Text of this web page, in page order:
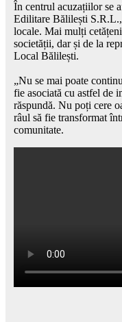
În centrul acuzațiilor se
Edilitare Bălilești
locale. Mai mulți
societății, dar și de la
Local Bălilești.
„Nu se mai poate
fie asociată cu astfel de
răspundă. Nu poți cere
râul să fie transformat
comunitate.